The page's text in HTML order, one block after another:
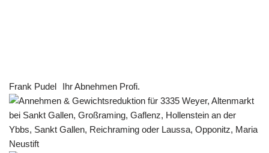
Frank Pudel Ihr Abnehmen Profi.